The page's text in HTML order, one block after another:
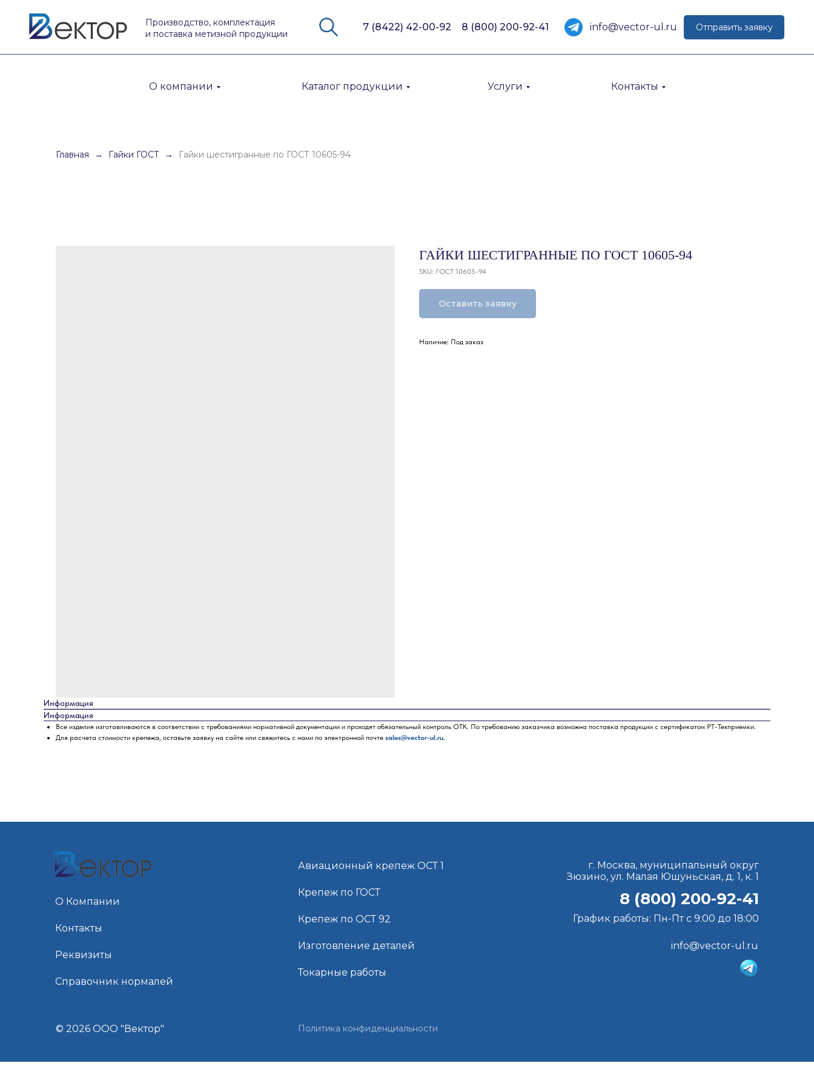
7 (8422) 42-00-92
Производство, комплектация
и поставка метизной продукции
Отправить заявку
8 (800) 200-92-41 info@vector-ul.ru
О компании Каталог продукции Услуги Контакты
Главная Гайки ГОСТ Гайки шестигранные по ГОСТ 10605-94
ГАЙКИ ШЕСТИГРАННЫЕ ПО ГОСТ 10605-94
SKU: ГОСТ 10605-94
Оставить заявку
Наличие: Под заказ
Информация
Информация
Все изделия изготавливаются в соответствии с требованиями нормативной документации и проходят обязательный контроль ОТК. По требованию заказчика возможна поставка продукции с сертификатом РТ-Техприемки.
Для расчета стоимости крепежа, оставьте заявку на сайте или свяжитесь с нами по электронной почте sales@vector-ul.ru.
info@vector-ul.ru
График работы: Пн-Пт с 9:00 до 18:00
г. Москва, муниципальный округ
Зюзино, ул. Малая Юшуньская, д. 1, к. 1
© 2026 ООО "Вектор"
О Компании
Контакты
Реквизиты
Справочник нормалей
Авиационный крепеж ОСТ 1
Крепеж по ГОСТ
Крепеж по ОСТ 92
Изготовление деталей
Токарные работы
Политика конфиденциальности
8 (800) 200-92-41